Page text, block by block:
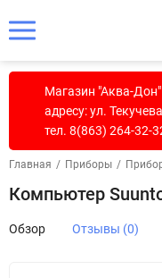
Магазин "Аква-Дон"
адресу: ул.
тел. 8(863) 264-32-
Главная / Приборы /
Компьютер
Обзор Отзывы (0)